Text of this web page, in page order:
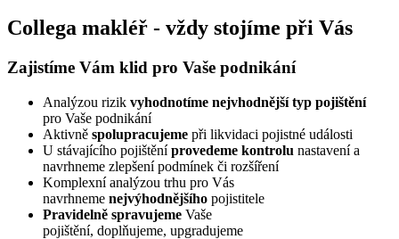
Collega makléř - vždy stojíme při Vás
Zajistíme Vám klid pro Vaše podnikání
Analýzou rizik vyhodnotíme nejvhodnější typ pojištění
pro Vaše podnikání
Aktivně spolupracujeme při likvidaci pojistné události
U stávajícího pojištěníprovedeme kontrolu nastavení a
navrhneme zlepšení podmínek či rozšíření
Komplexní analýzou trhu pro Vás
navrhneme nejvýhodnějšího pojistitele
Pravidelně spravujeme Vaše
pojištění, doplňujeme, upgradujeme